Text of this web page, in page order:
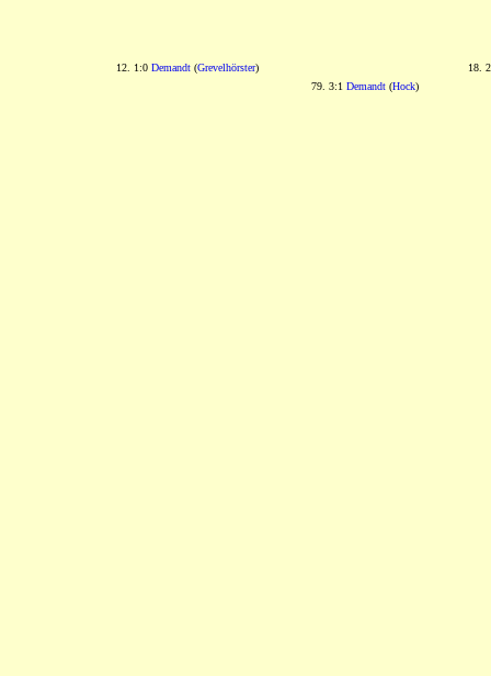
12. 1:0 Demandt (Grevelhörster)
18.
79. 3:1 Demandt(Hock)